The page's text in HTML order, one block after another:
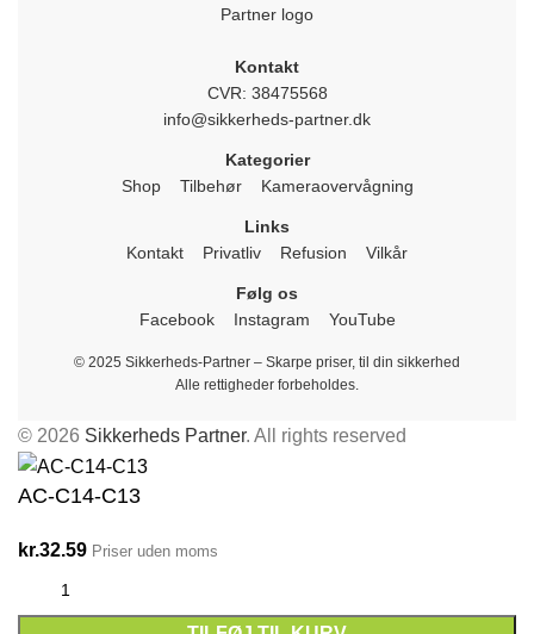
Kontakt
CVR: 38475568
info@sikkerheds-partner.dk
Kategorier
Shop
Tilbehør Kameraovervågning
Links
Kontakt
Privatliv Refusion Vilkår
Følg os
Facebook
Instagram YouTube
© 2025 Sikkerheds-Partner – Skarpe priser, til din sikkerhed
Alle rettigheder forbeholdes.
© 2026 Sikkerheds Partner. All rights reserved
AC-C14-C13
kr.32.59 Priser uden moms